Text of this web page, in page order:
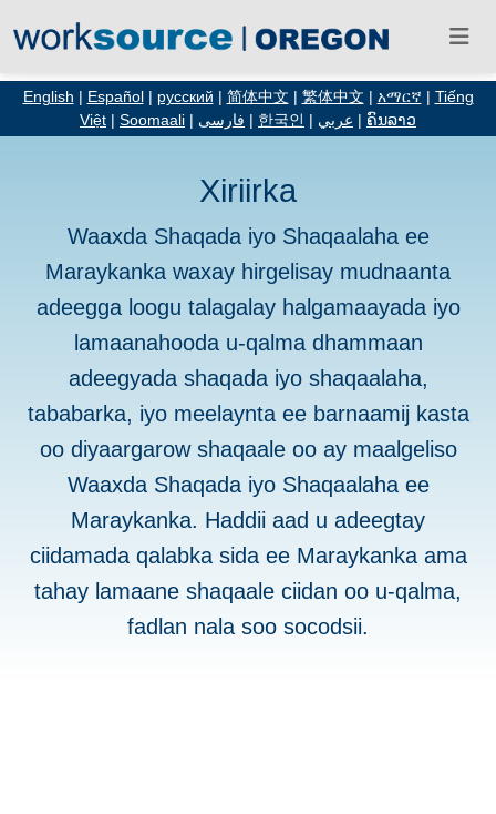
English Español русский 简体中文 繁体中文 አማርኛ
Tiếng
Việt
Soomaali فارسی 한국인 عربي ຄົນລາວ
Xiriirka
Waaxda Shaqada iyo Shaqaalaha ee
Maraykanka waxay hirgelisay mudnaanta
adeegga loogu talagalay halgamaayada iyo
lamaanahooda u-qalma dhammaan
adeegyada shaqada iyo shaqaalaha,
tababarka, iyo meelaynta ee barnaamij kasta
oo diyaargarow shaqaale oo ay maalgeliso
Waaxda Shaqada iyo Shaqaalaha ee
Maraykanka. Haddii aad u adeegtay
ciidamada qalabka sida ee Maraykanka ama
tahay lamaane shaqaale ciidan oo u-qalma,
fadlan nala soo socodsii.